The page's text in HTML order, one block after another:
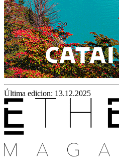
Última edicion: 13.12.2025